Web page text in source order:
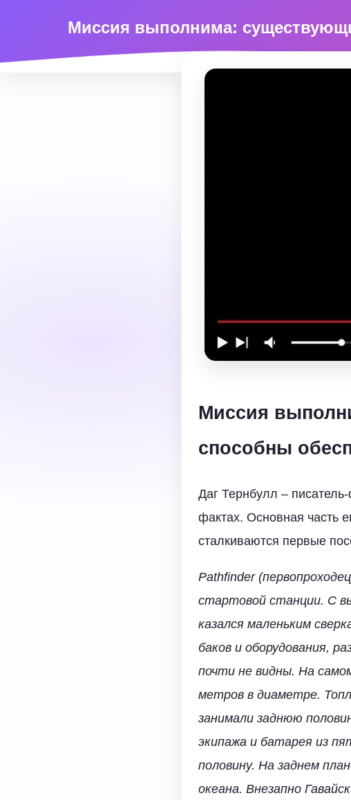
Миссия выполнима:
Миссия
способны
Даг Тернбулл –
фактах. Основная часть
сталкиваются первые
Pathfinder
стартовой станции. С
казался маленьким
баков и оборудования,
почти не видны. На
метров в диаметре.
занимали заднюю
экипажа и батарея из
половину. На заднем
океана. Внезапно